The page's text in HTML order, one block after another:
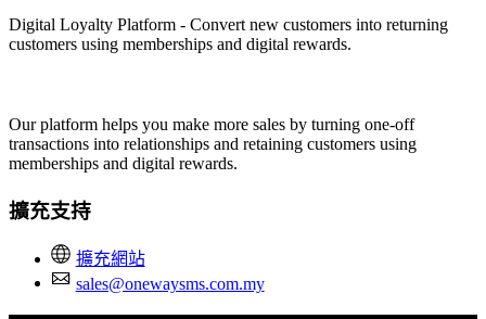
Digital Loyalty Platform - Convert new customers into returning
customers using memberships and digital rewards.
Our platform helps you make more sales by turning one-off
transactions into relationships and retaining customers using
memberships and digital rewards.
擴充支持
擴充網站
sales@onewaysms.com.my